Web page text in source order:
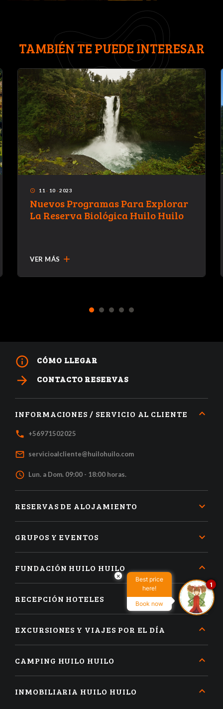
TAMBIÉN TE PUEDE INTERESAR
access_time 11 · 10 · 2023
Nuevos Programas Para Explorar
La Reserva Biológica Huilo Huilo
VER MÁS add
1 2 3 4 5
info_outline CÓMO LLEGAR
arrow_forward CONTACTO RESERVAS
INFORMACIONES / SERVICIO AL CLIENTE
local_phone +56971502025
mail_outline servicioalcliente@huilohuilo.com
access_time Lun. a Dom. 09:00 - 18:00 horas.
RESERVAS DE ALOJAMIENTO
GRUPOS Y EVENTOS
FUNDACIÓN HUILO HUILO
RECEPCIÓN HOTELES
EXCURSIONES Y VIAJES POR EL DÍA
CAMPING HUILO HUILO
INMOBILIARIA HUILO HUILO
×
Best price
here!
Book now
1